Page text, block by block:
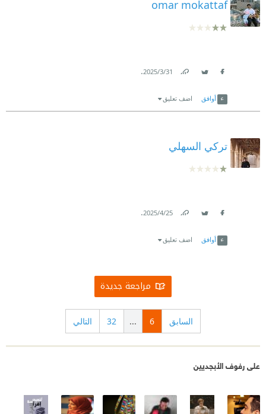
omar mokattaf
31‏/3‏/2025
.
أوافق اضف تعليق
تركي السهلي
25‏/4‏/2025
.
أوافق اضف تعليق
مراجعة جديدة
السابق 6
...
32 التالي
على رفوف الأبجديين